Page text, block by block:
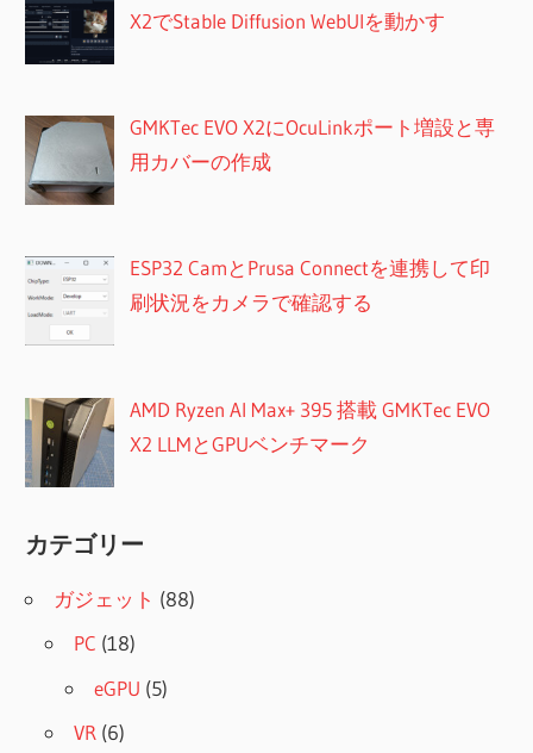
X2でStable Diffusion WebUIを動かす
GMKTec EVO X2にOcuLinkポート増設と専
用カバーの作成
ESP32 CamとPrusa Connectを連携して印
刷状況をカメラで確認する
AMD Ryzen AI Max+ 395 搭載 GMKTec EVO
X2 LLMとGPUベンチマーク
カテゴリー
ガジェット (88)
PC (18)
eGPU (5)
VR (6)